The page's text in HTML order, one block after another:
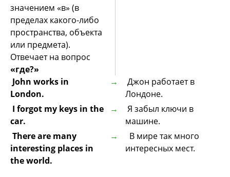
значением «в» (в
пределах какого-либо
пространства, объекта
или предмета).
Отвечает на вопрос
«где?»
John works in
London.
Джон работает в
Лондоне.
I forgot my keys in the
car.
Я забыл ключи в
машине.
There are many
interesting places in
the world.
В мире так много
интересных мест.